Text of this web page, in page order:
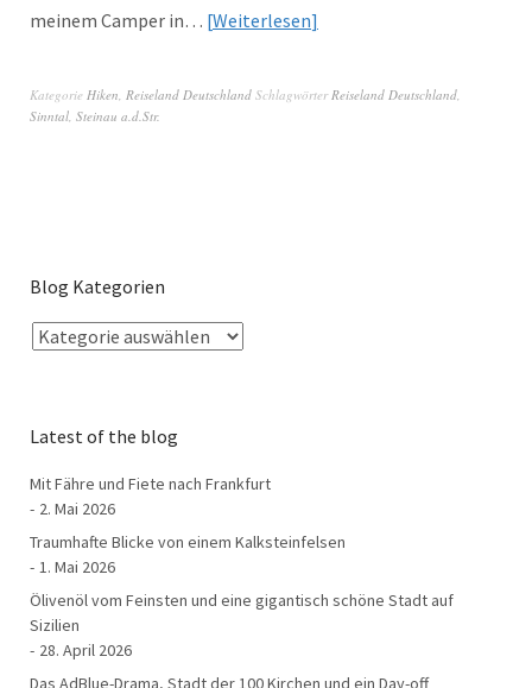
meinem Camper in… Weiterlesen
Kategorie Hiken Reiseland Deutschland Schlagwörter Reiseland Deutschland
Sinntal Steinau a.d.Str.
Blog Kategorien
Latest of the blog
Mit Fähre und Fiete nach Frankfurt
2. Mai 2026
Traumhafte Blicke von einem Kalksteinfelsen
1. Mai 2026
Ölivenöl vom Feinsten und eine gigantisch schöne Stadt auf
Sizilien
28. April 2026
Das AdBlue-Drama, Stadt der 100 Kirchen und ein Day-off